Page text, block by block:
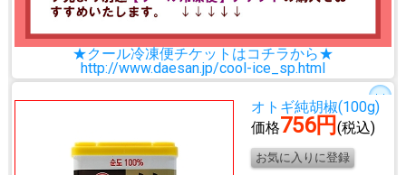
★クール冷凍便チケットはコチラから★
http://www.daesan.jp/cool-ice_sp.html
オトギ純胡椒(100g)
価格756円 (税込)